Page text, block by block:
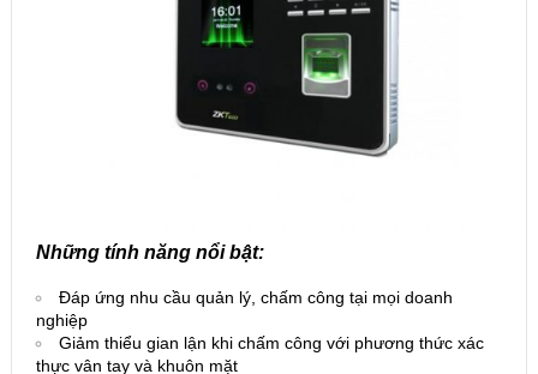
Những tính năng nổi bật:
Đáp ứng nhu cầu quản lý, chấm công tại mọi doanh
nghiệp
Giảm thiểu gian lận khi chấm công với phương thức xác
thực vân tay và khuôn mặt